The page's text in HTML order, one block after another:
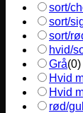
sort/
sort/
sort/
hvid/
Grå(0)
Hvid
Hvid
rød/